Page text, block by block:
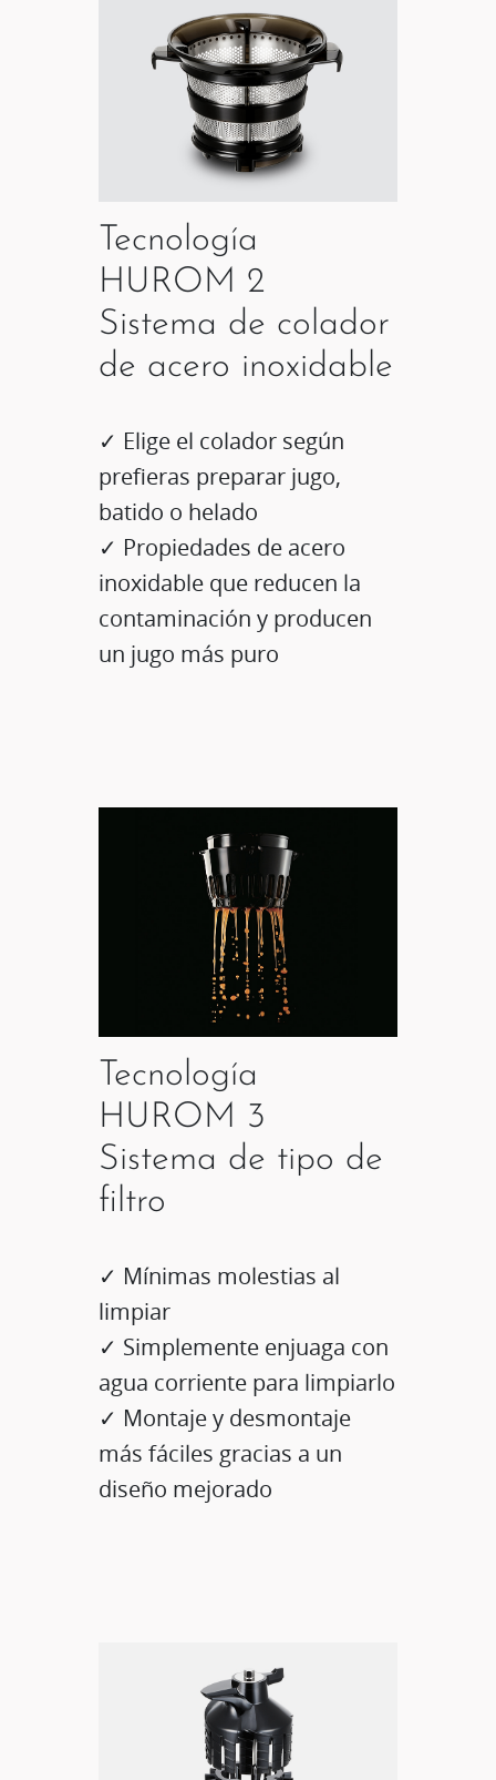
Tecnología
HUROM 2
Sistema de colador
de acero inoxidable
✓ Elige el colador según
prefieras preparar jugo,
batido o helado
✓ Propiedades de acero
inoxidable que reducen la
contaminación y producen
un jugo más puro
Tecnología
HUROM 3
Sistema de tipo de
filtro
✓ Mínimas molestias al
limpiar
✓ Simplemente enjuaga con
agua corriente para limpiarlo
✓ Montaje y desmontaje
más fáciles gracias a un
diseño mejorado